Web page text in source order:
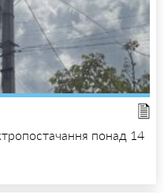
понад 14